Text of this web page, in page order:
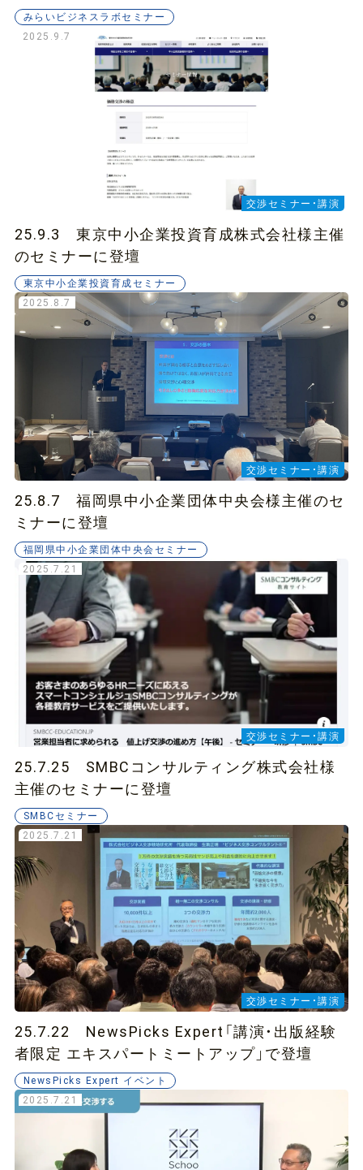
みらいビジネスラボセミナー
2025.9.7
交渉セミナー・講演
25.9.3 東京中小企業投資育成株式会社様主催
のセミナーに登壇
東京中小企業投資育成セミナー
2025.8.7
交渉セミナー・講演
25.8.7 福岡県中小企業団体中央会様主催のセ
ミナーに登壇
福岡県中小企業団体中央会セミナー
2025.7.21
交渉セミナー・講演
25.7.25 SMBCコンサルティング株式会社様
主催のセミナーに登壇
SMBCセミナー
2025.7.21
交渉セミナー・講演
25.7.22 NewsPicks Expert「講演・出版経験
者限定 エキスパートミートアップ」で登壇
NewsPicks Expert イベント
2025.7.21